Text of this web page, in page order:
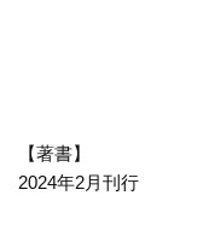
【著書】
2024年2月刊行